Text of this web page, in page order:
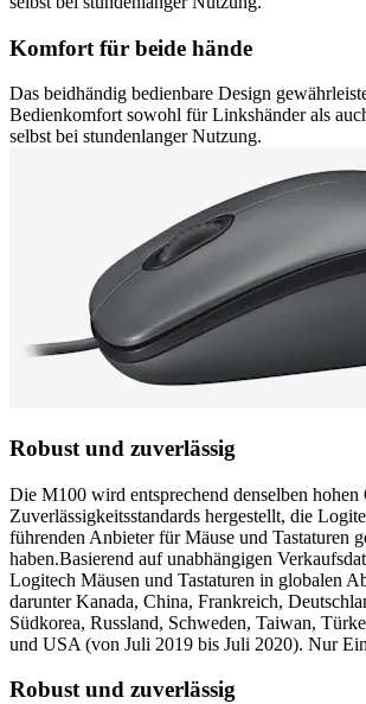
Komfort für beide hände
Das beidhändig bedienbare Design
Bedienkomfort sowohl für Linkshänder als
selbst bei stundenlanger Nutzung.
Robust und zuverlässig
Die M100 wird entsprechend denselben hohen
Zuverlässigkeitsstandards hergestellt, die
führenden Anbieter für Mäuse und Tastaturen
haben.Basierend auf unabhängigen
Logitech Mäusen und Tastaturen in globalen
darunter Kanada, China, Frankreich,
Südkorea, Russland, Schweden, Taiwan,
und USA (von Juli 2019 bis Juli 2020). Nur
Robust und zuverlässig